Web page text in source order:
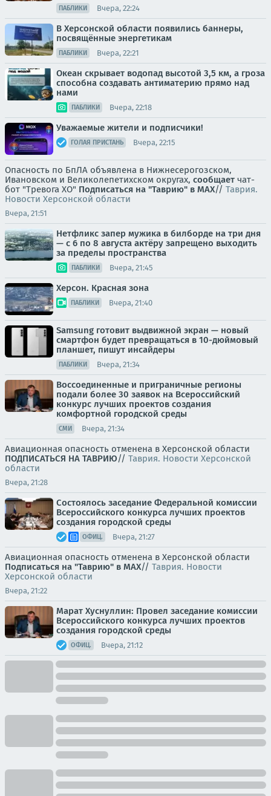
ПАБЛИКИ Вчера, 22:24
В Херсонской области появились баннеры,
посвящённые энергетикам
ПАБЛИКИ Вчера, 22:21
Океан скрывает водопад высотой 3,5 км, а гроза
способна создавать антиматерию прямо над
нами
ПАБЛИКИ Вчера, 22:18
Уважаемые жители и подписчики!
ГОЛАЯ ПРИСТАНЬ Вчера, 22:15
Опасность по БпЛА объявлена в Нижнесерогозском,
Ивановском и Великолепетихском округах, сообщает чат-
бот "Тревога ХО" Подписаться на "Таврию" в MAX// Таврия.
Новости Херсонской области
Вчера, 21:51
Нетфликс запер мужика в билборде на три дня
— с 6 по 8 августа актёру запрещено выходить
за пределы пространства
ПАБЛИКИ Вчера, 21:45
Херсон. Красная зона
ПАБЛИКИ Вчера, 21:40
Samsung готовит выдвижной экран — новый
смартфон будет превращаться в 10-дюймовый
планшет, пишут инсайдеры
ПАБЛИКИ Вчера, 21:34
Воссоединенные и приграничные регионы
подали более 30 заявок на Всероссийский
конкурс лучших проектов создания
комфортной городской среды
СМИ Вчера, 21:34
Авиационная опасность отменена в Херсонской области
ПОДПИСАТЬСЯ НА ТАВРИЮ// Таврия. Новости Херсонской
области
Вчера, 21:28
Состоялось заседание Федеральной комиссии
Всероссийского конкурса лучших проектов
создания городской среды
ОФИЦ. Вчера, 21:27
Авиационная опасность отменена в Херсонской области
Подписаться на "Таврию" в MAX// Таврия. Новости
Херсонской области
Вчера, 21:22
Марат Хуснуллин: Провел заседание комиссии
Всероссийского конкурса лучших проектов
создания городской среды
ОФИЦ. Вчера, 21:12